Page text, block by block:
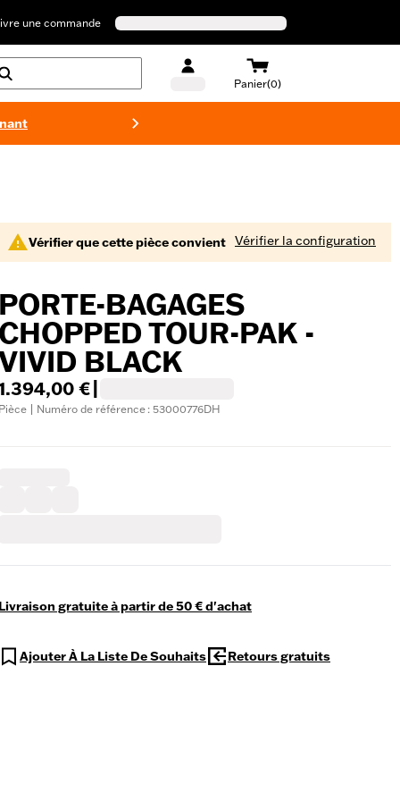
une commande
Panier(0)
Vérifier que cette pièce convient Vérifier la configuration
PORTE-BAGAGES
CHOPPED TOUR-PAK -
BLACK
€
Pièce | Numéro de référence : 53000776DH
Livraison gratuite à partir de 50 € d'achat
Ajouter À La Liste De Souhaits Retours gratuits